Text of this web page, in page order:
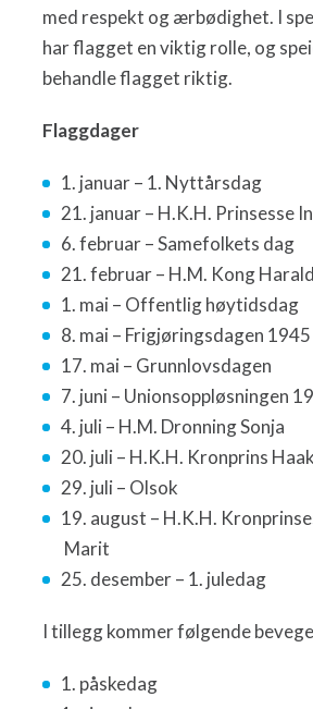
med respekt og ærbødighet. I
har flagget en viktig rolle, og
behandle flagget riktig.
Flaggdager
1. januar – 1. Nyttårsdag
21. januar – H.K.H. Prinsesse
6. februar – Samefolkets dag
21. februar – H.M. Kong
1. mai – Offentlig høytidsdag
8. mai – Frigjøringsdagen 1945
17. mai – Grunnlovsdagen
7. juni – Unionsoppløsningen
4. juli – H.M. Dronning Sonja
20. juli – H.K.H. Kronprins
29. juli – Olsok
19. august – H.K.H.
Marit
25. desember – 1. juledag
I tillegg kommer følgende
1. påskedag